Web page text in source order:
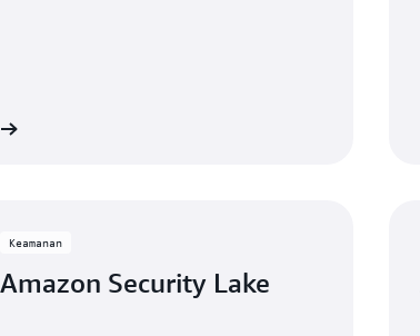
Keamanan
Amazon Security Lake